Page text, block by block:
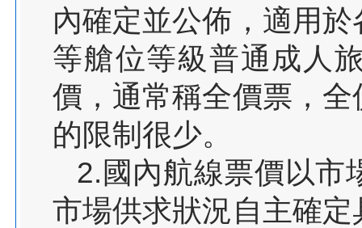
內確定並公佈，適用
等艙位等級普通成人
價，通常稱全價票，
的限制很少。
2.國內航線票價以市
市場供求狀況自主確